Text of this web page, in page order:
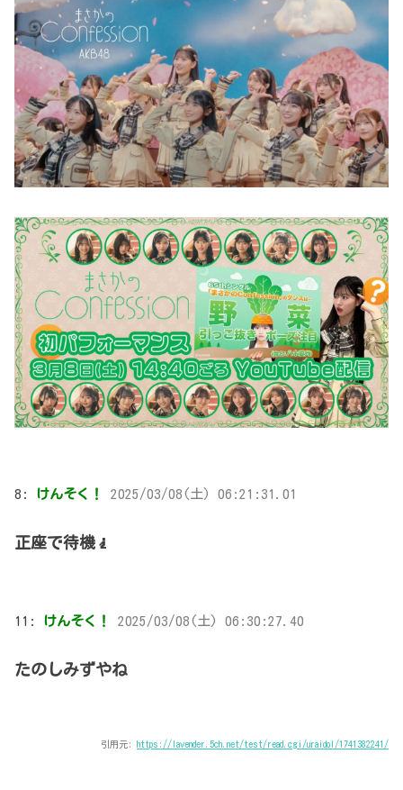
8: けんそく！ 2025/03/08(土) 06:21:31.01
正座で待機🧎
11: けんそく！ 2025/03/08(土) 06:30:27.40
たのしみずやね
引用元: https://lavender.5ch.net/test/read.cgi/uraidol/1741382241/